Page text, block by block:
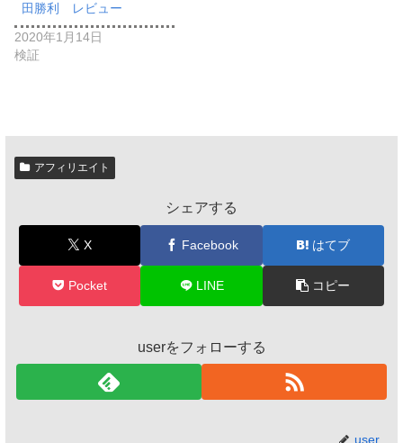
田勝利 レビュー
2020年1月14日
検証
アフィリエイト
シェアする
X Facebook はてブ
Pocket LINE コピー
userをフォローする
user